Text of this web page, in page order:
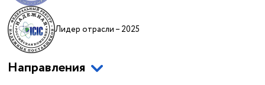
Лидер отрасли – 2025
Направления